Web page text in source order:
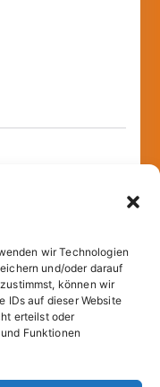
wir Technologien
und/oder darauf
können wir
IDs auf dieser Website
erteilst oder
Funktionen
information